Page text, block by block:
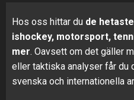
Hos oss hittar du de
ishockey, motorsport,
mer. Oavsett om det gäller
eller taktiska analyser får du
svenska och internationella